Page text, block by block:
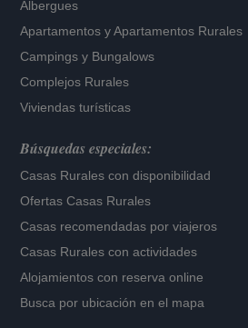
Albergues
Apartamentos yApartamentos Rurales
Campings y Bungalows
Complejos Rurales
Viviendas turísticas
Búsquedas especiales:
Casas Rurales con disponibilidad
Ofertas Casas Rurales
Casas recomendadas por viajeros
Casas Rurales con actividades
Alojamientos con reserva online
Busca por ubicación en el mapa